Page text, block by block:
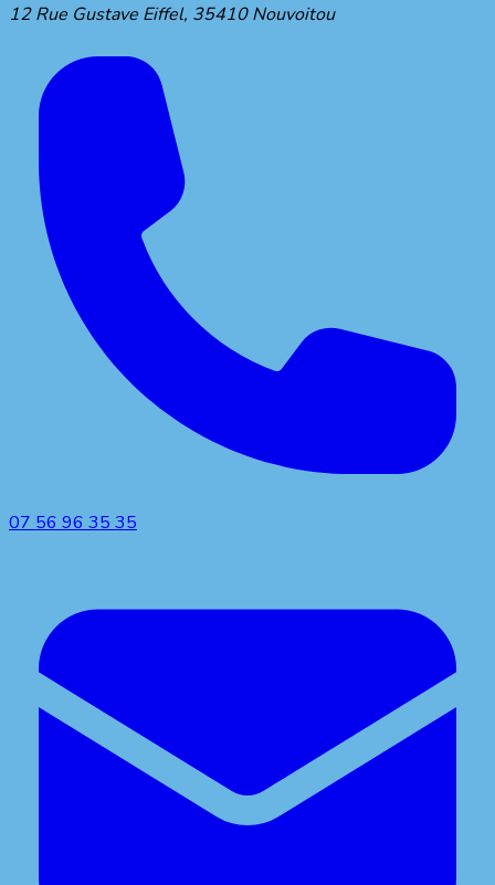
12 Rue Gustave Eiffel, 35410 Nouvoitou
07 56 96 35 35